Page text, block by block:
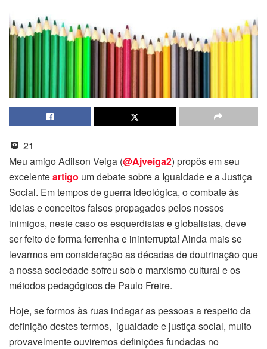
21
Meu amigo Adilson Veiga (@Ajveiga2) propôs em seu
excelenteartigo um debate sobre a Igualdade e a Justiça
Social. Em tempos de guerra ideológica, o combate às
ideias e conceitos falsos propagados pelos nossos
inimigos, neste caso os esquerdistas e globalistas, deve
ser feito de forma ferrenha e ininterrupta! Ainda mais se
levarmos em consideração as décadas de doutrinação que
a nossa sociedade sofreu sob o marxismo cultural e os
métodos pedagógicos de Paulo Freire.
Hoje, se formos às ruas indagar as pessoas a respeito da
definição destes termos, igualdade e justiça social, muito
provavelmente ouviremos definições fundadas no